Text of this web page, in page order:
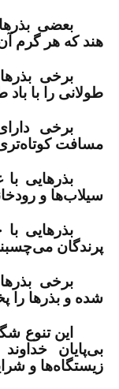
بعضی
هند که هر گرم
برخی
طولانی را با باد
برخی
مسافت
بذرهایی
سیلاب‌ها و
بذرهایی
پرندگان
برخی
شده و بذرها را
این تنوع
بی‌پایان
زیستگاه‌ها و